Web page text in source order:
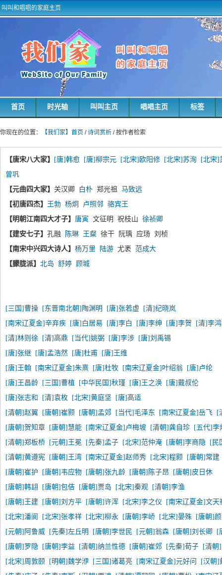
叫叫和唱唱的家庭主页
首页 时光轴 叫叫主页 唱唱主页 标签
你现在的位置： 【我们家】首页 /诗词赏析 / 按作者检索
【唐宋八大家】 [唐]韩愈 [唐]柳宗元 [北宋]欧阳修 [北宋]苏洵
[北宋]
曾巩
【元曲四大家】 关汉卿 白朴 郑光祖 马致远
【初唐四杰】
王勃 杨炯 卢照邻 骆宾王
【明朝江南四大才子】 唐寅 文征明 祝枝山 徐祯卿
【建安七子】 孔融 陈琳 王粲 徐干 阮瑀 应玚 刘桢
【南宋中兴四大诗人】 杨万里 陆游 尤袤 范成大
【朦胧派】 北岛 舒婷 顾城
[三国]曹操 [东晋南北朝]陶渊明 [唐]张若虚
[清]纪晓岚
[南宋辽夏金]辛弃疾
[唐]白居易 [唐]李白 [唐]李绅 [唐]李贺
[清]李
[清]林则徐
[清]高鼎 [当代]姚弼 [唐]李涉
[唐]刘禹锡
[唐]张继
[唐]孟浩然 [唐]杜甫
[唐]王维
[唐]王翰
[南宋辽夏金]朱熹 [唐]杜牧 [南宋辽夏金]叶绍翁
[唐]卢纶
[唐]王昌龄
[三国]曹植 [中华民国]秋瑾 [唐]王之涣
[唐]戴叔伦
[唐]张志和
[清]袁枚 [北宋]黄庭坚
[唐]高适
[清朝]赵翼
[唐朝]崔颢 [唐朝]孟郊 [当代]毛泽东 [南宋辽夏金]岳飞
[
[唐朝]贺知章
[唐朝]慧能 [南宋辽夏金]卢梅坡 [清朝]龚自珍
[五代]李
[清朝]郑板桥
[元朝]王冕 [先秦]孟子 [北宋]范仲淹 [唐朝]李商隐
[民
[清朝]黄遵宪
[唐朝]王湾 [南宋辽夏金]赵师秀 [北宋]程颢
[唐朝]常建
[唐朝]崔护
[唐朝]韦应物 [唐朝]张九龄 [唐朝]陈子昂
[唐朝]皮日休
[唐朝]韩翃
[唐朝]包佶 [唐朝]贾岛 [北宋]秦观
[清朝]李渔
[唐朝]王建
[唐朝]刘方平 [唐朝]许浑 [北宋]李之仪
[南宋辽夏金]文天
[北宋]潘阆
[北宋]张孝祥 [北宋]柳永 [唐朝]李峤 [北宋]晏殊
[唐朝]
[元朝]阿鲁威
[先秦]左丘明 [唐朝]李世民 [元朝]翁森 [唐朝]刘长卿
[
[唐朝]罗隐
[唐朝]李益 [清朝]纳兰性德 [唐朝]崔郊 [先秦]荀子
[清朝
[北宋]周敦颐
[明朝]魏学洢 [三国]诸葛亮 [南宋辽夏金]元好问
[汉朝]